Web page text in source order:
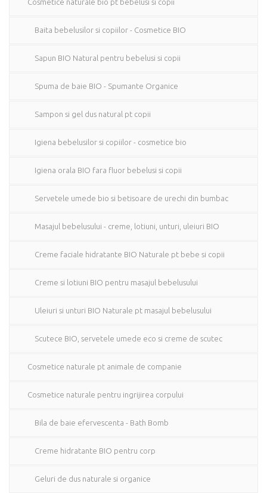
Cosmetice naturale bio pt bebelusi si copii
Baita bebelusilor si copiilor - Cosmetice BIO
Sapun BIO Natural pentru bebelusi si copii
Spuma de baie BIO - Spumante Organice
Sampon si gel dus natural pt copii
Igiena bebelusilor si copiilor - cosmetice bio
Igiena orala BIO fara fluor bebelusi si copii
Servetele umede bio si betisoare de urechi din bumbac
Masajul bebelusului - creme, lotiuni, unturi, uleiuri BIO
Creme faciale hidratante BIO Naturale pt bebe si copii
Creme si lotiuni BIO pentru masajul bebelusului
Uleiuri si unturi BIO Naturale pt masajul bebelusului
Scutece BIO, servetele umede eco si creme de scutec
Cosmetice naturale pt animale de companie
Cosmetice naturale pentru ingrijirea corpului
Bila de baie efervescenta - Bath Bomb
Creme hidratante BIO pentru corp
Geluri de dus naturale si organice